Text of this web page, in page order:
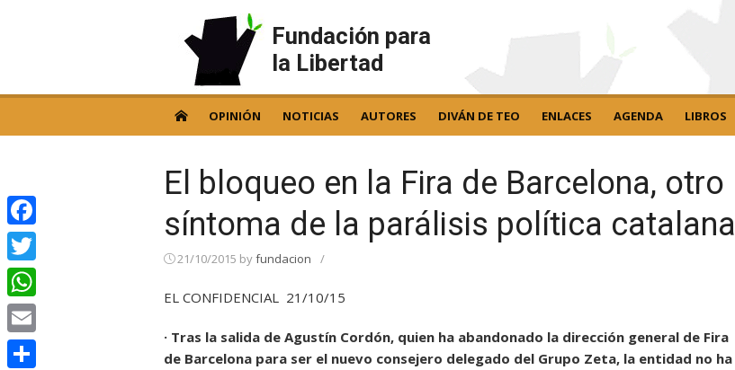
Fundación para
la Libertad
OPINIÓN NOTICIAS AUTORES DIVÁN DE TEO ENLACES AGENDA LIBROS
El bloqueo en la Fira de Barcelona, otro
síntoma de la parálisis política catalana
21/10/2015 byfundacion /
EL CONFIDENCIAL 21/10/15
· Tras la salida de Agustín Cordón, quien ha abandonado la dirección general de Fira
de Barcelona para ser el nuevo consejero delegado del Grupo Zeta, la entidad no ha
Facebook
Twitter
WhatsApp
Email